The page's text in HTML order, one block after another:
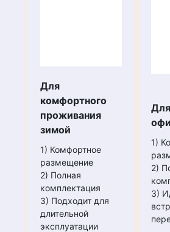
Конвектор
Конвектор — отопительный
тепло от теплоносителя или
элемента передаётся в
помещение конвекцией. Мы
любой конвектор на Ваш
Для
комфортного
проживания
зимой
1) Комфортное
размещение
2) Полная
комплектация
3) Подходит для
длительной
эксплуатации
1)
2)
3)